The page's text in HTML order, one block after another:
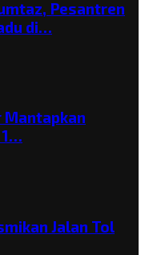
Pesantren
di…
Mantapkan
1…
Jalan Tol